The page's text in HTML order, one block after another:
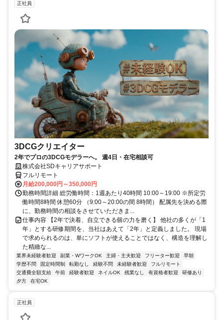
正社員
3DCGクリエイター
2年でプロの3DCGモデラーへ。 週4日・在宅相談可
株式会社SDキャリアサポート
フルリモート
月給200,000円～350,000円
勤務時間詳細 総労働時間：1週あたり40時間 10:00～19:00 ※所定労
働時間8時間 休憩60分 （9:00～20:00の間 8時間） 配属先を決める際
に、勤務時間の相談をさせていただきま...
仕事内容 【2年で決着、自立できる個の力を磨く】 他社の多くが「1
年」とする研修期間を、当社はあえて「2年」と定義しました。 現場
で求められるのは、単にソフトが使えることではなく、構造を理解し
た精緻な...
業界未経験者歓迎 副業・WワークOK 主婦・主夫歓迎 フリーター歓迎
早朝
学歴不問
固定時間制 転勤なし 経験不問 未経験者歓迎
フルリモート
交通費全額支給
午前 経験者歓迎 ネイルOK 残業なし 有資格者歓迎
研修あり
夕方
在宅OK
正社員